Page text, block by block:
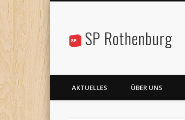
SP Rothenburg
AKTUELLES ÜBER UNS